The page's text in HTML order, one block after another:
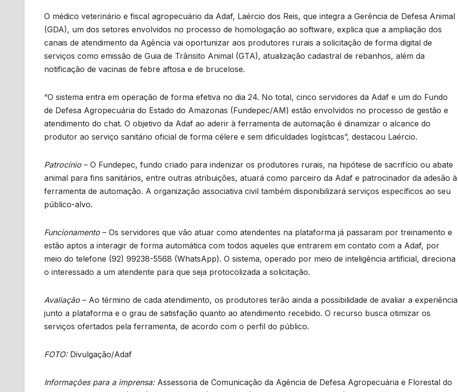
O médico veterinário e fiscal agropecuário da Adaf, Laércio dos Reis, que integra a Gerência de Defesa Animal
(GDA), um dos setores envolvidos no processo de homologação ao software, explica que a ampliação dos
canais de atendimento da Agência vai oportunizar aos produtores rurais a solicitação de forma digital de
serviços como emissão de Guia de Trânsito Animal (GTA), atualização cadastral de rebanhos, além da
notificação de vacinas de febre aftosa e de brucelose.
“O sistema entra em operação de forma efetiva no dia 24. No total, cinco servidores da Adaf e um do Fundo
de Defesa Agropecuária do Estado do Amazonas (Fundepec/AM) estão envolvidos no processo de gestão e
atendimento do chat. O objetivo da Adaf ao aderir à ferramenta de automação é dinamizar o alcance do
produtor ao serviço sanitário oficial de forma célere e sem dificuldades logísticas”, destacou Laércio.
Patrocínio – O Fundepec, fundo criado para indenizar os produtores rurais, na hipótese de sacrifício ou abate
animal para fins sanitários, entre outras atribuições, atuará como parceiro da Adaf e patrocinador da adesão à
ferramenta de automação. A organização associativa civil também disponibilizará serviços específicos ao seu
público-alvo.
Funcionamento – Os servidores que vão atuar como atendentes na plataforma já passaram por treinamento e
estão aptos a interagir de forma automática com todos aqueles que entrarem em contato com a Adaf, por
meio do telefone (92) 99238-5568 (WhatsApp). O sistema, operado por meio de inteligência artificial, direciona
o interessado a um atendente para que seja protocolizada a solicitação.
Avaliação – Ao término de cada atendimento, os produtores terão ainda a possibilidade de avaliar a experiência
junto a plataforma e o grau de satisfação quanto ao atendimento recebido. O recurso busca otimizar os
serviços ofertados pela ferramenta, de acordo com o perfil do público.
FOTO:Divulgação/Adaf
Informações para a imprensa:Assessoria de Comunicação da Agência de Defesa Agropecuária e Florestal do